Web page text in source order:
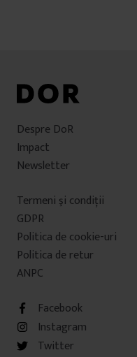
Despre DoR
Impact
Newsletter
Termeni şi condiţii
GDPR
Politica de cookie-uri
Politica de retur
ANPC
Facebook
Instagram
Twitter